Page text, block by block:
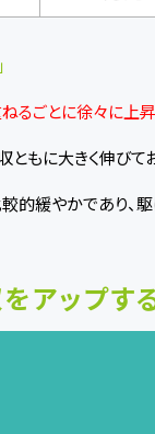
るごとに徐々に上
もに大きく伸び
的緩やかであり、
アップす